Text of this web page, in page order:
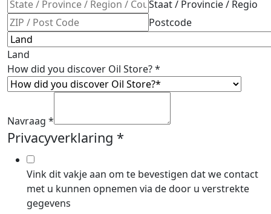
Staat / Provincie / Regio
Postcode
Land
How did you discover Oil Store?*
Navraag *
Privacyverklaring *
Vink dit vakje aan om te bevestigen dat we contact
met u kunnen opnemen via de door u verstrekte
gegevens